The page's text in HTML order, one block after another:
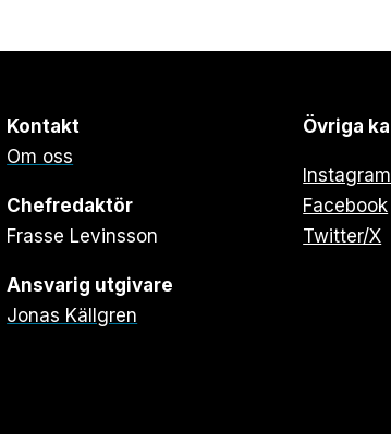
Kontakt
Om oss
Chefredaktör
Frasse Levinsson
Ansvarig utgivare
Jonas Källgren
Övriga
Instagram
Facebook
Twitter/X